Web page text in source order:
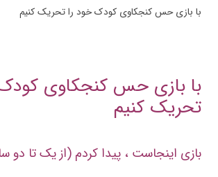
با بازی حس کنجکاوی کودک خود را تحریک کنیم
با بازی حس کنجکاوی
تحریک کنیم
بازی اینجاست ، پیدا کردم (از یک تا دو